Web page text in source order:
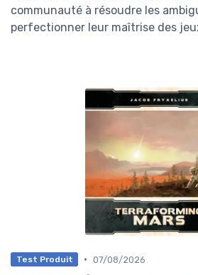
communauté à résoudre les
perfectionner leur maîtrise des
Test Produit • 07/08/2026